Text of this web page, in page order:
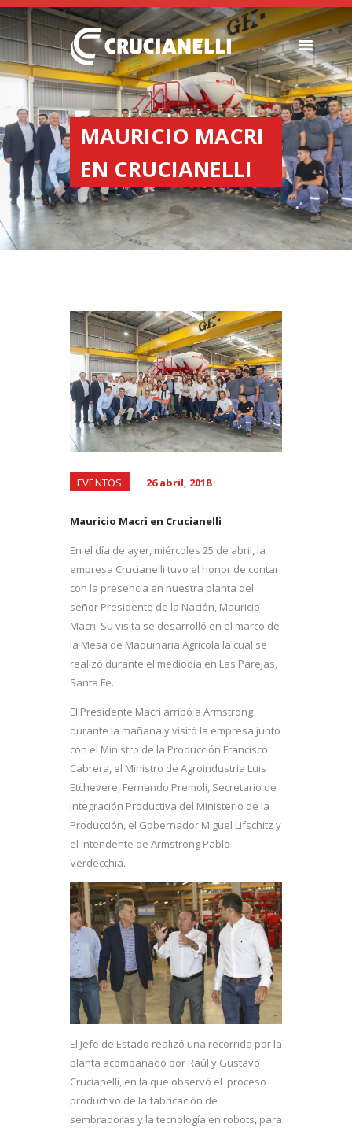
MAURICIO MACRI
EN CRUCIANELLI
SEMBRADORAS
FERTILIZADORAS
INSTITUCIONAL
CONCESIONARIOS
NOVEDADES
RECURSOS
CONTACTO
EVENTOS 26 abril, 2018
Mauricio Macri en Crucianelli
En el día de ayer, miércoles 25 de abril, la
empresa Crucianelli tuvo el honor de contar
con la presencia en nuestra planta del
señor Presidente de la Nación, Mauricio
Macri. Su visita se desarrolló en el marco de
la Mesa de Maquinaria Agrícola la cual se
realizó durante el mediodía en Las Parejas,
Santa Fe.
El Presidente Macri arribó a Armstrong
durante la mañana y visitó la empresa junto
con el Ministro de la Producción Francisco
Cabrera, el Ministro de Agroindustria Luis
Etchevere, Fernando Premoli, Secretario de
Integración Productiva del Ministerio de la
Producción, el Gobernador Miguel Lifschitz y
el Intendente de Armstrong Pablo
Verdecchia.
El Jefe de Estado realizó una recorrida por la
planta acompañado por Raúl y Gustavo
Crucianelli, en la que observó el proceso
productivo de la fabricación de
sembradoras y la tecnología en robots, para